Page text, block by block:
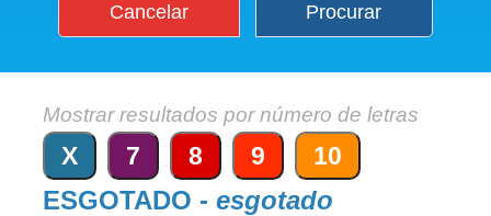
Cancelar Procurar
Mostrar resultados por número de letras
X 7 8 9 10
ESGOTADO - esgotado